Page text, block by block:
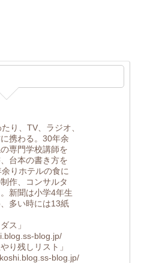
り、TV、ラジオ、
携わる。30年余
専門学校講師を
台本の書き方を
りホテルの食に
作、コンサルタ
新聞は小学4年生
多い時には13紙
ス」
blog.jp/
り残しリスト」
blog.jp/